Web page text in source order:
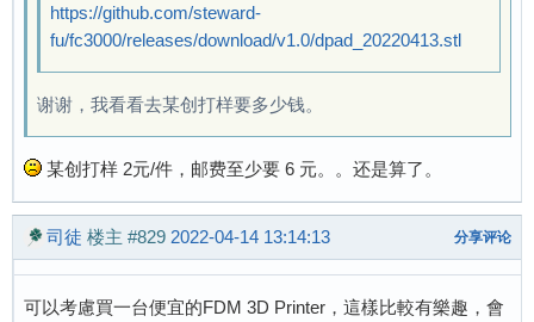
https://github.com/steward-
fu/fc3000/releases/download/v1.0/dpad_20220413.stl
谢谢，我看看去某创打样要多少钱。
某创打样 2元/件，邮费至少要 6 元。。还是算了。
司徒 楼主 #829 2022-04-14 13:14:13 分享评论
可以考慮買一台便宜的FDM 3D Printer，這樣比較有樂趣，會